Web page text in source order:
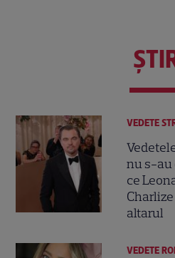
VEDETE
nu s-au
ce
altarul
VEDETE